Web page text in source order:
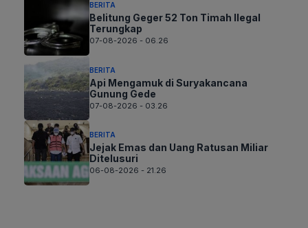
BERITA
Belitung Geger 52 Ton Timah Ilegal
Terungkap
07-08-2026 - 06.26
BERITA
Api Mengamuk di Suryakancana
Gunung Gede
07-08-2026 - 03.26
BERITA
Jejak Emas dan Uang Ratusan Miliar
Ditelusuri
06-08-2026 - 21.26